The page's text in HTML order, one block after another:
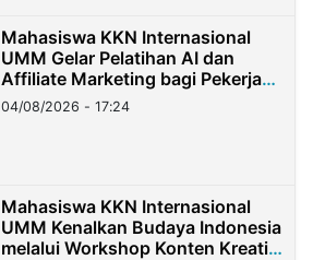
Mahasiswa KKN Internasional
UMM Gelar Pelatihan AI dan
Affiliate Marketing bagi Pekerja
Migran Indonesia di Taiwan
04/08/2026 - 17:24
Mahasiswa KKN Internasional
UMM Kenalkan Budaya Indonesia
melalui Workshop Konten Kreatif